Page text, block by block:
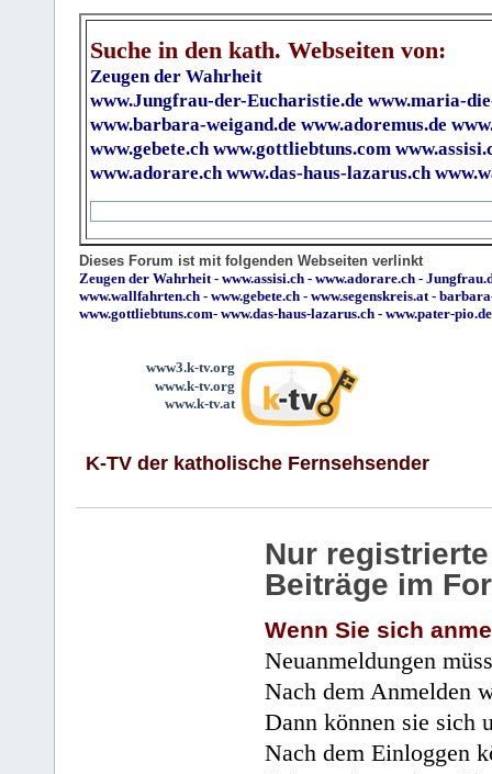
Suche in den kath. Webseiten von:
Zeugen der Wahrheit
www.Jungfrau-der-Eucharistie.de www.maria-
www.barbara-weigand.de www.adoremus.de
www.gebete.ch www.gottliebtuns.com
www.adorare.ch www.das-haus-lazarus.ch
Dieses Forum ist mit folgenden Webseiten verlinkt
Zeugen der Wahrheit- www.assisi.ch - www.adorare.ch -
www.wallfahrten.ch - www.gebete.ch - www.segenskreis.at-
www.gottliebtuns.com- www.das-haus-lazarus.ch - www.pater-pio.de
www3.k-tv.org
www.k-tv.org
www.k-tv.at
K-TV der katholische Fernsehsender
Nur
Beiträge im
Wenn Sie sich
Neuanmeldungen
Nach dem Anmelden
Dann können sie sich
Nach dem Einloggen